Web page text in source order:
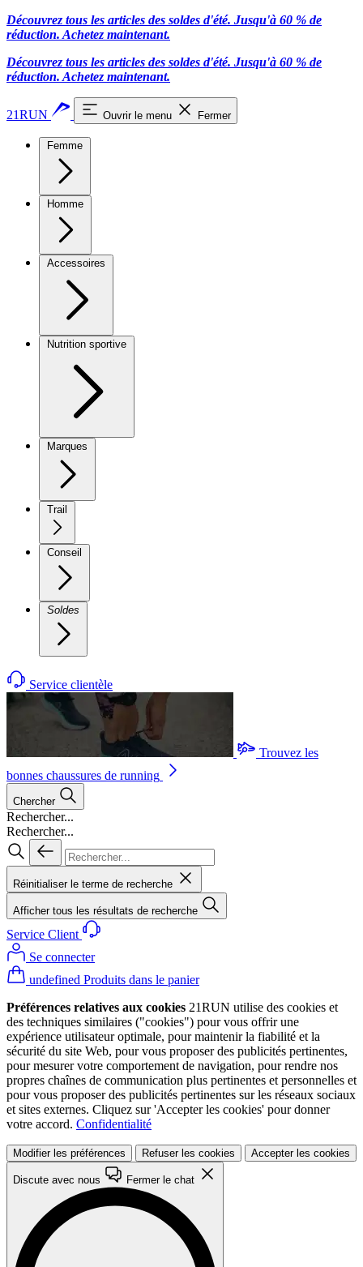
Découvrez tous les articles des soldes d'été. Jusqu'à 60 % de
réduction. Achetez maintenant.
Découvrez tous les articles des soldes d'été. Jusqu'à 60 % de
réduction. Achetez maintenant.
21RUN Ouvrir le menu Fermer
Femme
Homme
Accessoires
Nutrition sportive
Marques
Trail
Conseil
Soldes
Service clientèle
Trouvez les
bonnes chaussures de running
Chercher
Rechercher...
Rechercher...
Réinitialiser le terme de recherche
Afficher tous les résultats de recherche
Service Client
Se connecter
undefined Produits dans le panier
Préférences relatives aux cookies 21RUN utilise des cookies et
des techniques similaires ("cookies") pour vous offrir une
expérience utilisateur optimale, pour maintenir la fiabilité et la
sécurité du site Web, pour vous proposer des publicités pertinentes,
pour mesurer votre comportement de navigation, pour rendre nos
propres chaînes de communication plus pertinentes et personnelles et
pour vous proposer des publicités pertinentes sur les réseaux sociaux
et sites externes. Cliquez sur 'Accepter les cookies' pour donner
votre accord. Confidentialité
Modifier les préférences Refuser les cookies Accepter les cookies
Discute avec nous Fermer le chat